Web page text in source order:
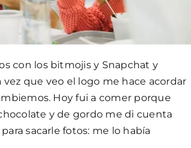
con los bitmojis y Snapchat y
vez que veo el logo me hace acordar
Hoy fui a comer porque
y de gordo me di cuenta
sacarle fotos: me lo había